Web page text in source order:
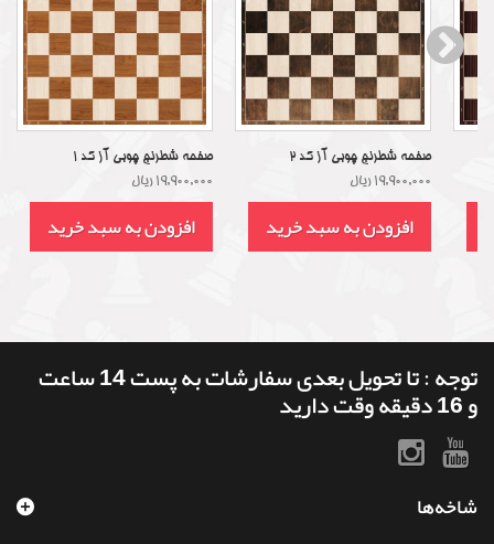
صفحه شطرنج چوبی آز کد 1
19,900,000 ریال
افزودن به سبد خرید
صفحه شطرنج چوبی آز کد 2
19,900,000 ریال
افزودن به سبد خرید
توجه : تا تحویل بعدی سفارشات به پست 14 ساعت
و 16 دقیقه وقت دارید
شاخه‌ها